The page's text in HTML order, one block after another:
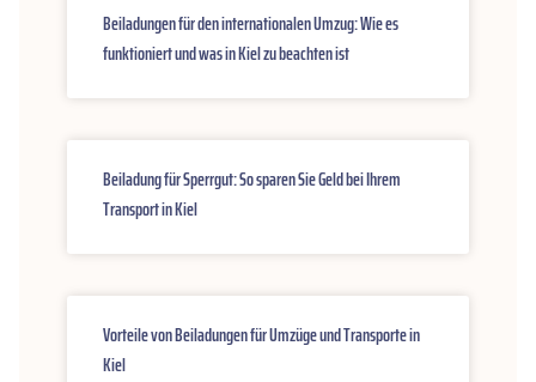
Beiladungen für den internationalen Umzug: Wie es
funktioniert und was in Kiel zu beachten ist
Beiladung für Sperrgut: So sparen Sie Geld bei Ihrem
Transport in Kiel
Vorteile von Beiladungen für Umzüge und Transporte in
Kiel